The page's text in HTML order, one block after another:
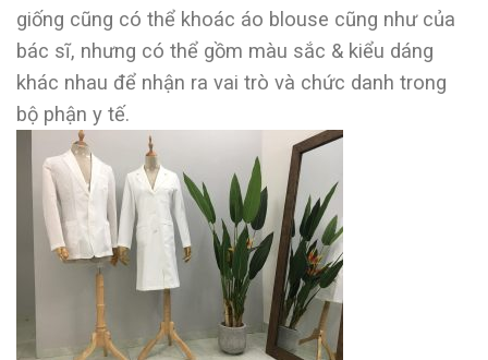
giống cũng có thể khoác áo blouse cũng như của
bác sĩ, nhưng có thể gồm màu sắc & kiểu dáng
khác nhau để nhận ra vai trò và chức danh trong
bộ phận y tế.